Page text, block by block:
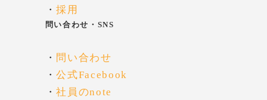
・採用
問い合わせ・SNS
・ 問い合わせ
・公式Facebook
・社員のnote